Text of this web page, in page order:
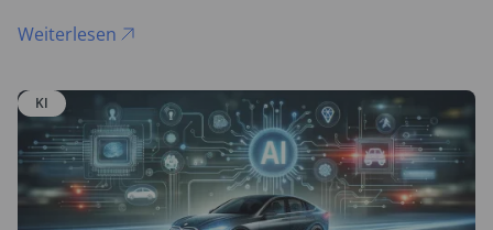
Maßnahmen zur Verfügung.
Weiterlesen
KI